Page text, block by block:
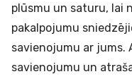
plūsmu un saturu, lai
pakalpojumu
savienojumu ar jums.
savienojumu un